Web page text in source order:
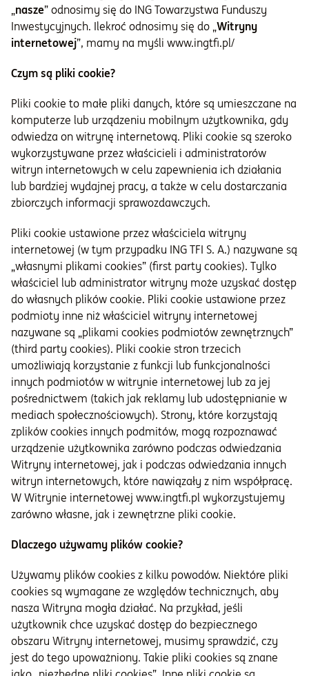
„nasze” odnosimy się do ING Towarzystwa Funduszy
Inwestycyjnych. Ilekroć odnosimy się do „Witryny
internetowej”, mamy na myśli www.ingtfi.pl/
Czym są pliki cookie?
Pliki cookie to małe pliki danych, które są umieszczane na
komputerze lub urządzeniu mobilnym użytkownika, gdy
odwiedza on witrynę internetową. Pliki cookie są szeroko
wykorzystywane przez właścicieli i administratorów
witryn internetowych w celu zapewnienia ich działania
lub bardziej wydajnej pracy, a także w celu dostarczania
zbiorczych informacji sprawozdawczych.
Pliki cookie ustawione przez właściciela witryny
internetowej (w tym przypadku ING TFI S. A.) nazywane są
„własnymi plikami cookies” (first party cookies). Tylko
właściciel lub administrator witryny może uzyskać dostęp
do własnych plików cookie. Pliki cookie ustawione przez
podmioty inne niż właściciel witryny internetowej
nazywane są „plikami cookies podmiotów zewnętrznych”
(third party cookies). Pliki cookie stron trzecich
umożliwiają korzystanie z funkcji lub funkcjonalności
innych podmiotów w witrynie internetowej lub za jej
pośrednictwem (takich jak reklamy lub udostępnianie w
mediach społecznościowych). Strony, które korzystają
zplików cookies innych podmitów, mogą rozpoznawać
urządzenie użytkownika zarówno podczas odwiedzania
Witryny internetowej, jak i podczas odwiedzania innych
witryn internetowych, które nawiązały z nim współpracę.
W Witrynie internetowej www.ingtfi.pl wykorzystujemy
zarówno własne, jak i zewnętrzne pliki cookie.
Dlaczego używamy plików cookie?
Używamy plików cookies z kilku powodów. Niektóre pliki
cookies są wymagane ze względów technicznych, aby
nasza Witryna mogła działać. Na przykład, jeśli
użytkownik chce uzyskać dostęp do bezpiecznego
obszaru Witryny internetowej, musimy sprawdzić, czy
jest do tego upoważniony. Takie pliki cookies są znane